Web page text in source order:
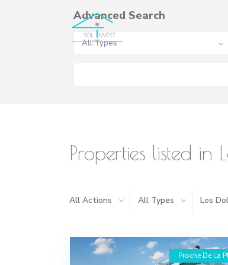
Advanced Search
All Types
Properties listed in
All Actions All Types Los
Proche De La